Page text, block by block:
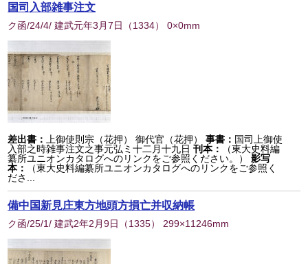
国司入部雑事注文
ク函/24/4/ 建武元年3月7日 （1334） 0×0mm
差出書： 上御使則宗（花押） 御代官（花押） 事書： 国司上御使
入部之時雑事注文之事元弘ミ十二月十九日 刊本：
（東大史料編
纂所ユニオンカタログへのリンクをご参照ください。）
影写
本：
（東大史料編纂所ユニオンカタログへのリンクをご参照く
ださ...
備中国新見庄東方地頭方損亡并収納帳
ク函/25/1/ 建武2年2月9日 （1335） 299×11246mm